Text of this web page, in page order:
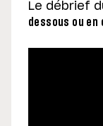
Le débrief
dessous ou